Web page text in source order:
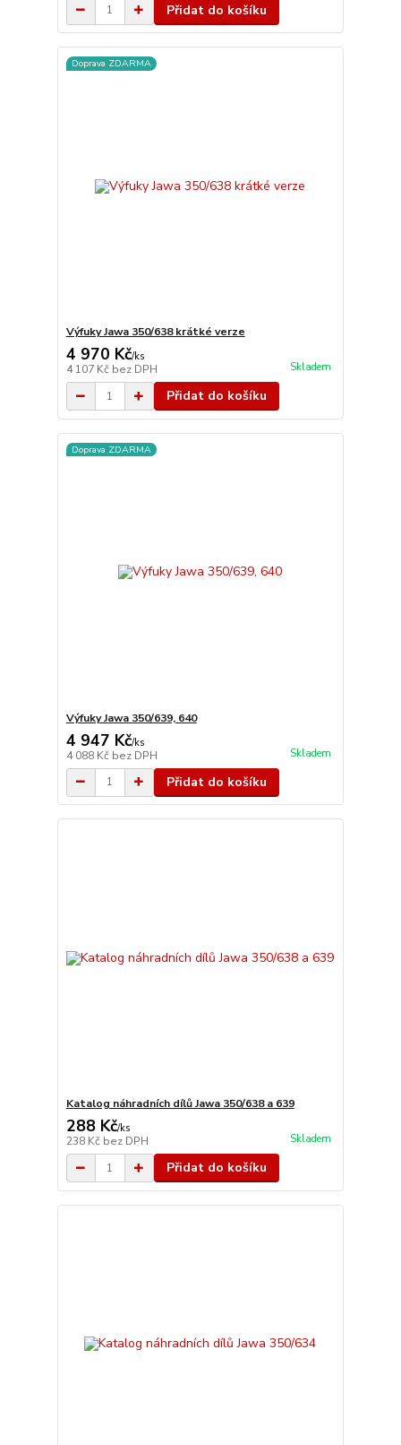
Přidat do košíku
Doprava ZDARMA
Výfuky Jawa 350/638 krátké verze
4 970 Kč/ks
4 107 Kč bez DPH Skladem
Přidat do košíku
Doprava ZDARMA
Výfuky Jawa 350/639, 640
4 947 Kč/ks
4 088 Kč bez DPH Skladem
Přidat do košíku
Katalog náhradních dílů Jawa 350/638 a 639
288 Kč/ks
238 Kč bez DPH Skladem
Přidat do košíku